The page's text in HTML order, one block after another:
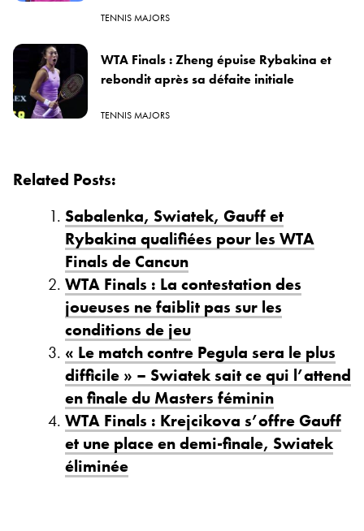
TENNIS MAJORS
WTA Finals : Zheng épuise Rybakina et
rebondit après sa défaite initiale
TENNIS MAJORS
Related Posts:
Sabalenka, Swiatek, Gauff et
Rybakina qualifiées pour les WTA
Finals de Cancun
WTA Finals : La contestation des
joueuses ne faiblit pas sur les
conditions de jeu
« Le match contre Pegula sera le plus
difficile » – Swiatek sait ce qui l’attend
en finale du Masters féminin
WTA Finals : Krejcikova s’offre Gauff
et une place en demi-finale, Swiatek
éliminée